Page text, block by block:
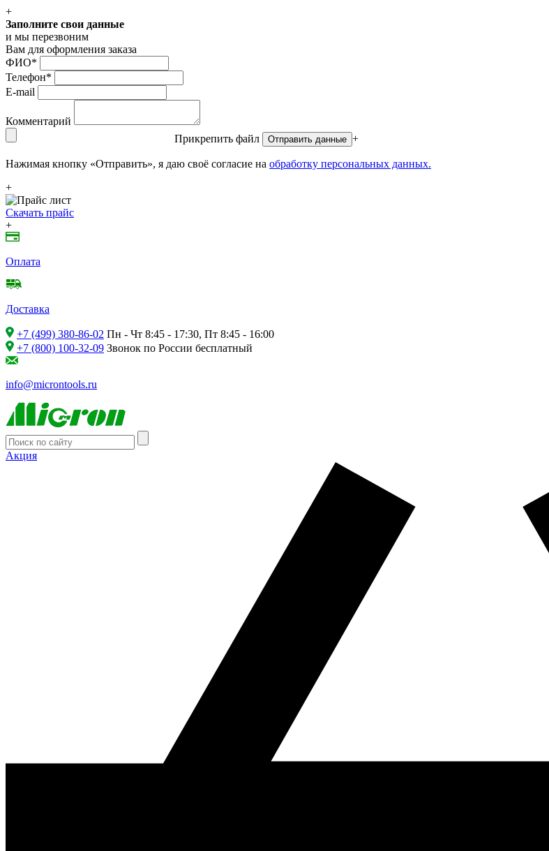
+
Заполните свои данные
и мы перезвоним
Вам для оформления заказа
ФИО*
Телефон*
E-mail
Комментарий
Прикрепить файл
Отправить данные +
Нажимая кнопку «Отправить», я даю своё согласие на обработку персональных данных.
+
Скачать прайс
+
Оплата
Доставка
+7 (499) 380-86-02 Пн - Чт 8:45 - 17:30, Пт 8:45 - 16:00
+7 (800) 100-32-09 Звонок по России бесплатный
info@microntools.ru
Акция